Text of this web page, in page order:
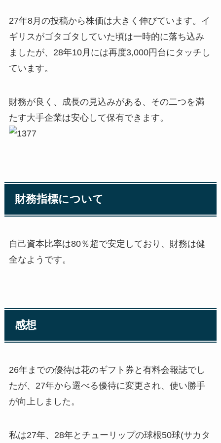
27年8月の投稿から株価は大きく伸びています。イ
ギリスがゴタゴタしていた頃は一時的に落ち込み
ましたが、28年10月には再度3,000円台にタッチし
ています。
財務が良く、成長の見込みがある、その二つを満
たす大手企業は安心して保有できます。
財務指標について
自己資本比率は80％超で安定しており、財務は健
全なようです。
感想
26年までの優待は花のギフト券と有料会報誌でし
たが、27年から選べる優待に変更され、使い勝手
が向上しました。
私は27年、28年とチューリップの球根50球(サカタ